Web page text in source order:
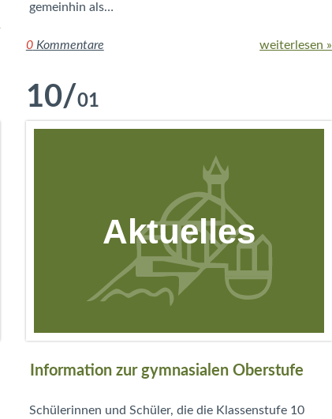
gemeinhin als…
0Kommentare weiterlesen »
10/01
Aktuelles
Information zur gymnasialen Oberstufe
Schülerinnen und Schüler, die die Klassenstufe 10